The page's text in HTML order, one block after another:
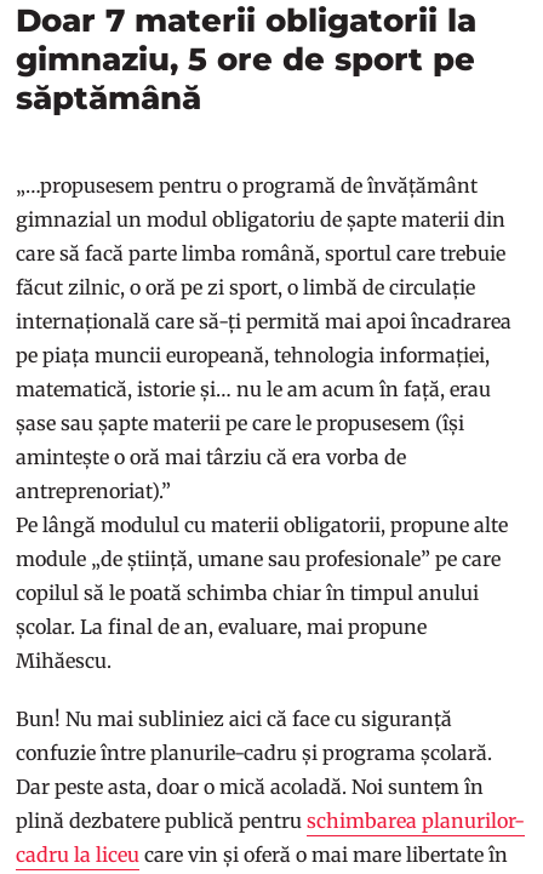
Doar 7 materii obligatorii la
gimnaziu, 5 ore de sport pe
săptămână
„…propusesem pentru o programă de învățământ
gimnazial un modul obligatoriu de șapte materii din
care să facă parte limba română, sportul care trebuie
făcut zilnic, o oră pe zi sport, o limbă de circulație
internațională care să-ți permită mai apoi încadrarea
pe piața muncii europeană, tehnologia informației,
matematică, istorie și… nu le am acum în față, erau
șase sau șapte materii pe care le propusesem (își
amintește o oră mai târziu că era vorba de
antreprenoriat).”
Pe lângă modulul cu materii obligatorii, propune alte
module „de știință, umane sau profesionale” pe care
copilul să le poată schimba chiar în timpul anului
școlar. La final de an, evaluare, mai propune
Mihăescu.
Bun! Nu mai subliniez aici că face cu siguranță
confuzie între planurile-cadru și programa școlară.
Dar peste asta, doar o mică acoladă. Noi suntem în
plină dezbatere publică pentruschimbarea planurilor-
cadru la liceu care vin și oferă o mai mare libertate în